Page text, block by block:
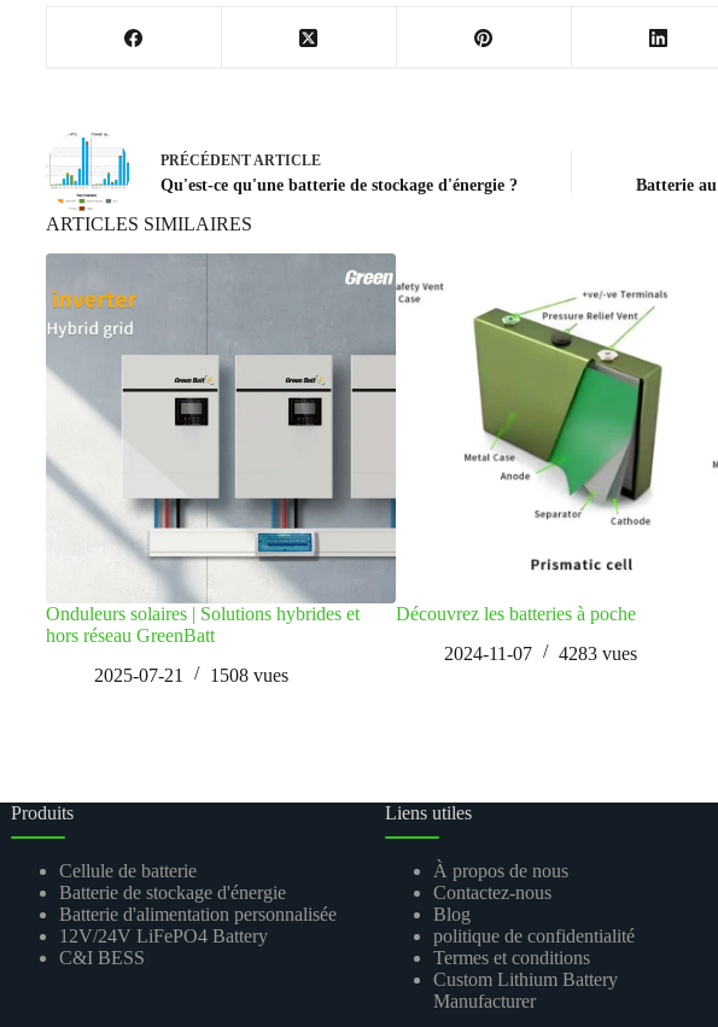
PRÉCÉDENT ARTICLE
Qu'est-ce qu'une batterie de stockage d'énergie ? Batterie
ARTICLES SIMILAIRES
Onduleurs solaires | Solutions hybrides et
hors réseau GreenBatt
2025-07-21
1508 vues
Découvrez les batteries à poche
2024-11-07
4283 vues
Produits
Cellule de batterie
Batterie de stockage d'énergie
Batterie d'alimentation personnalisée
12V/24V LiFePO4 Battery
C&I BESS
Liens utiles
À propos de nous
Contactez-nous
Blog
politique de confidentialité
Termes et conditions
Custom Lithium Battery
Manufacturer